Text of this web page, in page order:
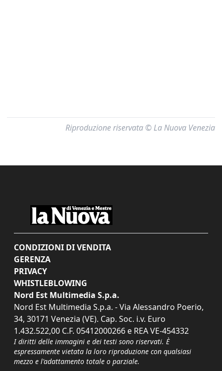
Riproduzione riservata © La Nuova Venezia
CONDIZIONI DI VENDITA
GERENZA
PRIVACY
WHISTLEBLOWING
Nord Est Multimedia S.p.a.
Nord Est Multimedia S.p.a. - Via Alessandro Poerio,
34, 30171 Venezia (VE). Cap. Soc. i.v. Euro
1.432.522,00 C.F. 05412000266 e REA VE-454332
I diritti delle immagini e dei testi sono riservati. È
espressamente vietata la loro riproduzione con qualsiasi
mezzo e l'adattamento totale o parziale.